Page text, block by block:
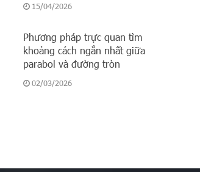
15/04/2026
Phương pháp trực quan tìm
khoảng cách ngắn nhất giữa
parabol và đường tròn
02/03/2026